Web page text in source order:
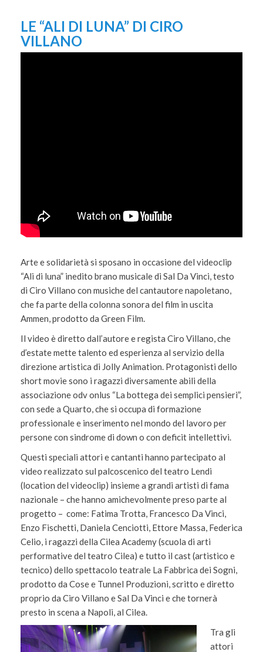
LE “ALI DI LUNA” DI CIRO
VILLANO
Arte e solidarietà si sposano in occasione del videoclip
“Ali di luna” inedito brano musicale di Sal Da Vinci, testo
di Ciro Villano con musiche del cantautore napoletano,
che fa parte della colonna sonora del film in uscita
Ammen, prodotto da Green Film.
Il video è diretto dall’autore e regista Ciro Villano, che
d’estate mette talento ed esperienza al servizio della
direzione artistica di Jolly Animation. Protagonisti dello
short movie sono i ragazzi diversamente abili della
associazione odv onlus “La bottega dei semplici pensieri”,
con sede a Quarto, che si occupa di formazione
professionale e inserimento nel mondo del lavoro per
persone con sindrome di down o con deficit intellettivi.
Questi speciali attori e cantanti hanno partecipato al
video realizzato sul palcoscenico del teatro Lendi
(location del videoclip) insieme a grandi artisti di fama
nazionale – che hanno amichevolmente preso parte al
progetto – come: Fatima Trotta, Francesco Da Vinci,
Enzo Fischetti, Daniela Cenciotti, Ettore Massa, Federica
Celio, i ragazzi della Cilea Academy (scuola di arti
performative del teatro Cilea) e tutto il cast (artistico e
tecnico) dello spettacolo teatrale La Fabbrica dei Sogni,
prodotto da Cose e Tunnel Produzioni, scritto e diretto
proprio da Ciro Villano e Sal Da Vinci e che tornerà
presto in scena a Napoli, al Cilea.
Tra gli
attori